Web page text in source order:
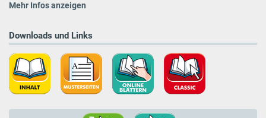
Mehr Infos anzeigen
Downloads und Links